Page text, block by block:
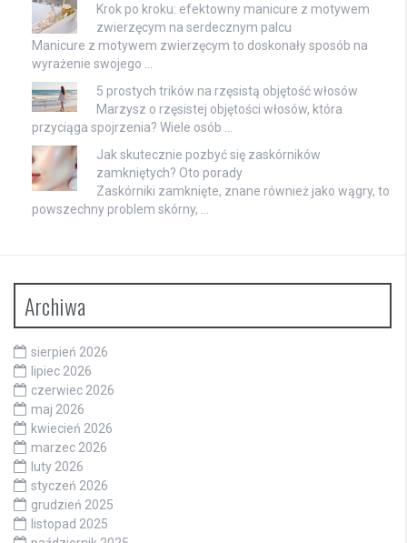
Krok po kroku: efektowny manicure z motywem
zwierzęcym na serdecznym palcu
Manicure z motywem zwierzęcym to doskonały sposób na
wyrażenie swojego …
5 prostych trików na rzęsistą objętość włosów
Marzysz o rzęsistej objętości włosów, która
przyciąga spojrzenia? Wiele osób …
Jak skutecznie pozbyć się zaskórników
zamkniętych? Oto porady
Zaskórniki zamknięte, znane również jako wągry, to
powszechny problem skórny, …
Archiwa
sierpień 2026
lipiec 2026
czerwiec 2026
maj 2026
kwiecień 2026
marzec 2026
luty 2026
styczeń 2026
grudzień 2025
listopad 2025